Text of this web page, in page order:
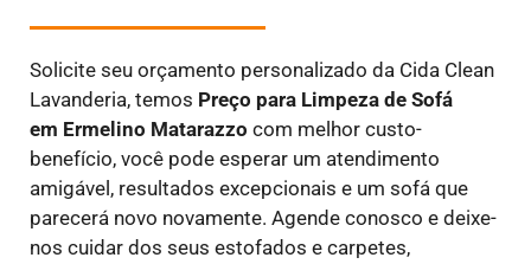
Solicite seu orçamento personalizado da Cida Clean
Lavanderia, temos Preço para Limpeza de Sofá
em Ermelino Matarazzo com melhor custo-
benefício, você pode esperar um atendimento
amigável, resultados excepcionais e um sofá que
parecerá novo novamente. Agende conosco e deixe-
nos cuidar dos seus estofados e carpetes,